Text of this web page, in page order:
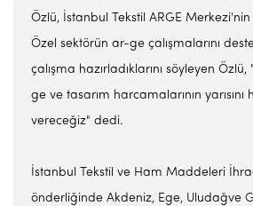
Özlü, İstanbul Tekstil ARGE Merkezi'nin
Özel sektörün ar-ge çalışmalarını
çalışma hazırladıklarını söyleyen
ge ve tasarım harcamalarının yarısını
vereceğiz" dedi.
İstanbul Tekstil ve Ham Maddeleri
önderliğinde Akdeniz, Ege, Uludağve